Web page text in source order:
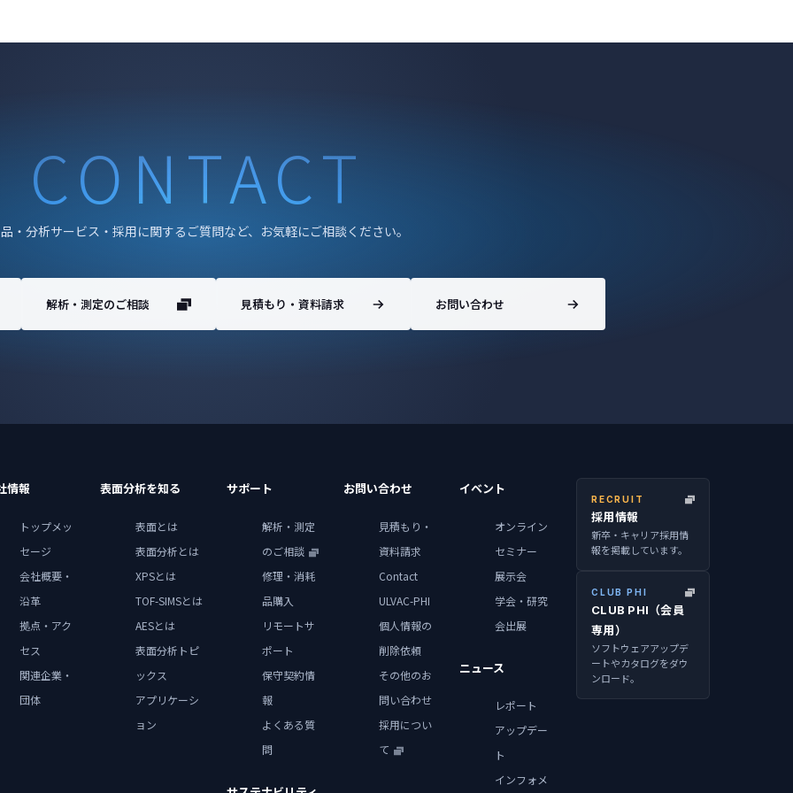
CONTACT
・分析サービス・採用に関するご質問など、お気軽にご相談ください。
解析・測定のご相談 見積もり・資料請求 お問い合わせ
情報
トップメッ
セージ
会社概要・
沿革
拠点・アク
セス
関連企業・
団体
表面分析を知る
表面とは
表面分析とは
XPSとは
TOF-SIMSとは
AESとは
表面分析トピ
ックス
アプリケーシ
ョン
サポート
解析・測定
のご相談
修理・消耗
品購入
リモートサ
ポート
保守契約情
報
よくある質
問
お問い合わせ
見積もり・
資料請求
Contact
ULVAC-PHI
個人情報の
削除依頼
その他のお
問い合わせ
採用につい
て
イベント
オンライン
セミナー
展示会
学会・研究
会出展
ニュース
レポート
アップデー
ト
インフォメ
RECRUIT
採用情報
新卒・キャリア採用情
報を掲載しています。
CLUB PHI
CLUB PHI（会員
専用）
ソフトウェアアップデ
ートやカタログをダウ
ンロード。